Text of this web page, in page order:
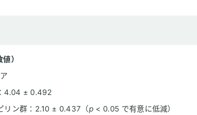
）
4.04 ± 0.492
リン群：2.10 ± 0.437（p < 0.05 で有意に低減）